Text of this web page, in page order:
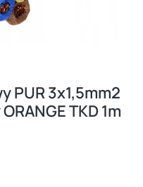
PUR 3x1,5mm2
TKD 1m